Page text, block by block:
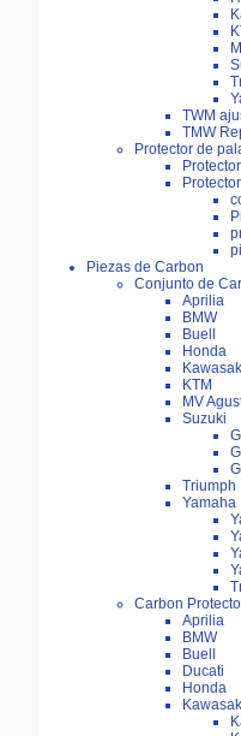
TWM
TMW
Protector de
Piezas de Carbon
Conjunto de
Aprilia
BMW
Buell
Honda
KTM
MV
Suzuki
Triumph
Yamaha
Carbon
Aprilia
BMW
Buell
Ducati
Honda